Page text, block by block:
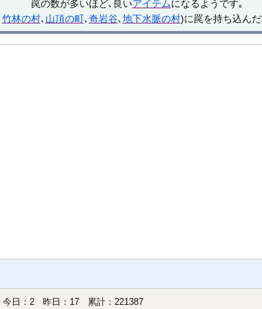
罠の数が多いほど､良いアイテムになるようです｡
竹林の村､ 山頂の町､ 奇岩谷､ 地下水脈の村)に罠を持ち込ん
今日：2 昨日：17 累計：221387